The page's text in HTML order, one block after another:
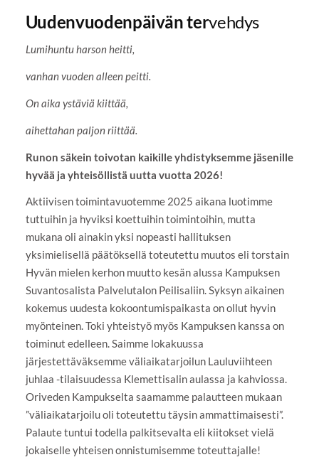
Uudenvuodenpäivän tervehdys
Lumihuntu harson heitti,
vanhan vuoden alleen peitti.
On aika ystäviä kiittää,
aihettahan paljon riittää.
Runon säkein toivotan kaikille yhdistyksemme jäsenille
hyvää ja yhteisöllistä uutta vuotta 2026!
Aktiivisen toimintavuotemme 2025 aikana luotimme
tuttuihin ja hyviksi koettuihin toimintoihin, mutta
mukana oli ainakin yksi nopeasti hallituksen
yksimielisellä päätöksellä toteutettu muutos eli torstain
Hyvän mielen kerhon muutto kesän alussa Kampuksen
Suvantosalista Palvelutalon Peilisaliin. Syksyn aikainen
kokemus uudesta kokoontumispaikasta on ollut hyvin
myönteinen. Toki yhteistyö myös Kampuksen kanssa on
toiminut edelleen. Saimme lokakuussa
järjestettäväksemme väliaikatarjoilun Lauluviihteen
juhlaa -tilaisuudessa Klemettisalin aulassa ja kahviossa.
Oriveden Kampukselta saamamme palautteen mukaan
”väliaikatarjoilu oli toteutettu täysin ammattimaisesti”.
Palaute tuntui todella palkitsevalta eli kiitokset vielä
jokaiselle yhteisen onnistumisemme toteuttajalle!